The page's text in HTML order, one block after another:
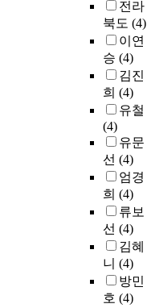
전라
북도 (4)
이연
승 (4)
김진
희 (4)
유철
(4)
유문
선 (4)
엄경
희 (4)
류보
선 (4)
김혜
니 (4)
방민
호 (4)